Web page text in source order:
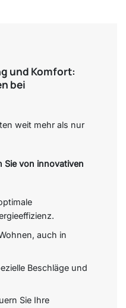
und Komfort:
bei
weit mehr als nur
Sie von innovativen
auch in
Beschläge und
Sie Ihre